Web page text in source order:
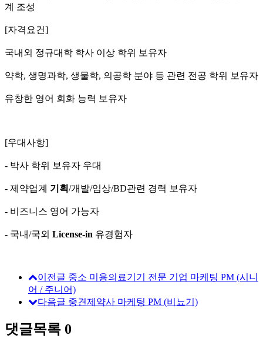
계 조성
[자격요건]
국내외 정규대학 학사 이상 학위 보유자
약학, 생명과학, 생물학, 의공학 분야 등 관련 전공 학위 보유자
유창한 영어 회화 능력 보유자
[우대사항]
- 박사 학위 보유자 우대
- 제약업계 기획/개발/임상/BD관련 경력 보유자
- 비즈니스 영어 가능자
- 국내/국외 License-in 유경험자
이전글 중소 미용의료기기 전문 기업 마케팅 PM (시니
어 / 주니어)
다음글 중견제약사 마케팅 PM (비뇨기)
댓글목록 0